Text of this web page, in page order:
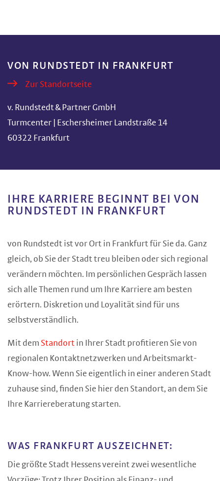
VON RUNDSTEDT IN FRANKFURT
Zur Standortseite
v. Rundstedt & Partner GmbH
Turmcenter | Eschersheimer Landstraße 14
60322 Frankfurt
IHRE KARRIERE BEGINNT BEI VON
RUNDSTEDT IN FRANKFURT
von Rundstedt ist vor Ort in Frankfurt für Sie da. Ganz
gleich, ob Sie der Stadt treu bleiben oder sich regional
verändern möchten. Im persönlichen Gespräch lassen
sich alle Themen rund um Ihre Karriere am besten
erörtern. Diskretion und Loyalität sind für uns
selbstverständlich.
Mit dem Standort in Ihrer Stadt profitieren Sie von
regionalen Kontaktnetzwerken und Arbeitsmarkt-
Know-how. Wenn Sie eigentlich in einer anderen Stadt
zuhause sind, finden Sie hier den Standort, an dem Sie
Ihre Karriereberatung starten.
WAS FRANKFURT AUSZEICHNET:
Die größte Stadt Hessens vereint zwei wesentliche